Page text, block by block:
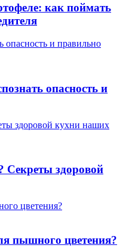
как поймать
опасность и правильно
опасность и
здоровой кухни наших
Секреты здоровой
цветения?
пышного цветения?